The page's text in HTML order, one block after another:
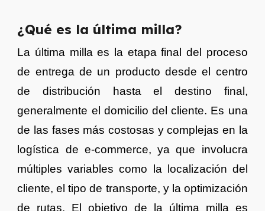
¿Qué es la última milla?
La última milla es la etapa final del proceso
de entrega de un producto desde el centro
de distribución hasta el destino final,
generalmente el domicilio del cliente. Es una
de las fases más costosas y complejas en la
logística de e-commerce, ya que involucra
múltiples variables como la localización del
cliente, el tipo de transporte, y la optimización
de rutas. El objetivo de la última milla es